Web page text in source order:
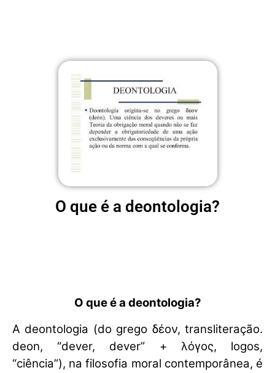
O que é a deontologia?
O que é a deontologia?
A deontologia (do grego δέον, transliteração.
deon, “dever, dever” + λόγος, logos,
“ciência”), na filosofia moral contemporânea, é